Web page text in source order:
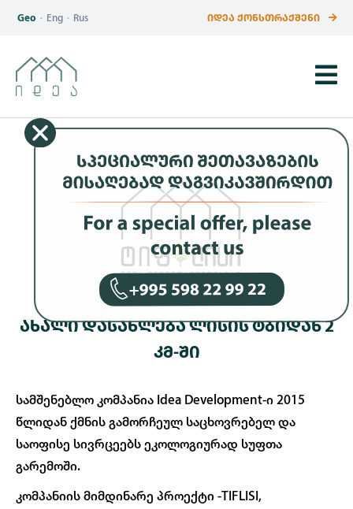
Geo · Eng · Rus ᲘᲓᲔᲐ ᲥᲝᲜᲡᲗᲠᲐᲥᲨᲔᲜᲘ
ᲐᲮᲐᲚᲘ ᲓᲐᲡᲐᲮᲚᲔᲑᲐ ᲚᲘᲡᲘᲡ ᲢᲑᲘᲓᲐᲜ 2
ᲙᲛ-ᲨᲘ
სამშენებლო კომპანია Idea Development-ი 2015
წლიდან ქმნის გამორჩეულ საცხოვრებელ და
საოფისე სივრცეებს ეკოლოგიურად სუფთა
გარემოში.
კომპანიის მიმდინარე პროექტი -TIFLISI,